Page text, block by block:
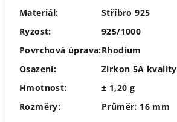
Materiál:
Stříbro 925
Ryzost:
925/1000
Povrchová úprava:Rhodium
Osazení:
Zirkon 5A kvality
Hmotnost:
± 1,20 g
Rozměry:
Průměr: 16 mm